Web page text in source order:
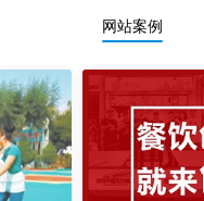
网站案例